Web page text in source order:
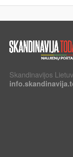
Skandinavijos